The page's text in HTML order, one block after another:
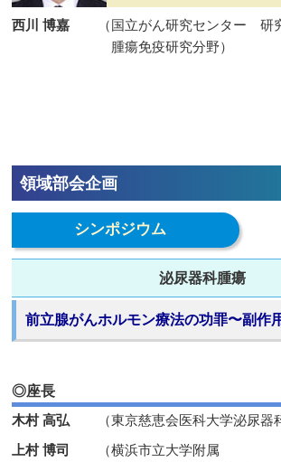
西川 博嘉
（国立がん研究センター
腫瘍免疫研究分野）
領域部会企画
シンポジウム
泌尿器科腫瘍
前立腺がんホルモン療法の功罪〜副作
◎座長
木村 高弘
（東京慈恵会医科大学泌尿器
上村 博司
（横浜市立大学附属